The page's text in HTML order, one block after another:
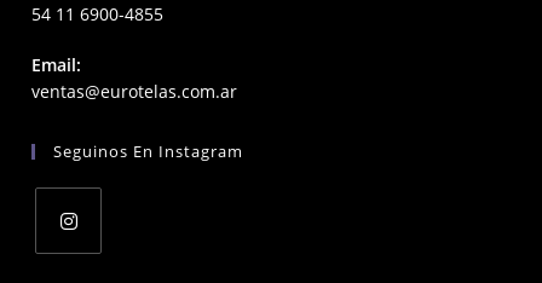
54 11 6900-4855
Email:
ventas@eurotelas.com.arOpens
application
Seguinos En Instagram